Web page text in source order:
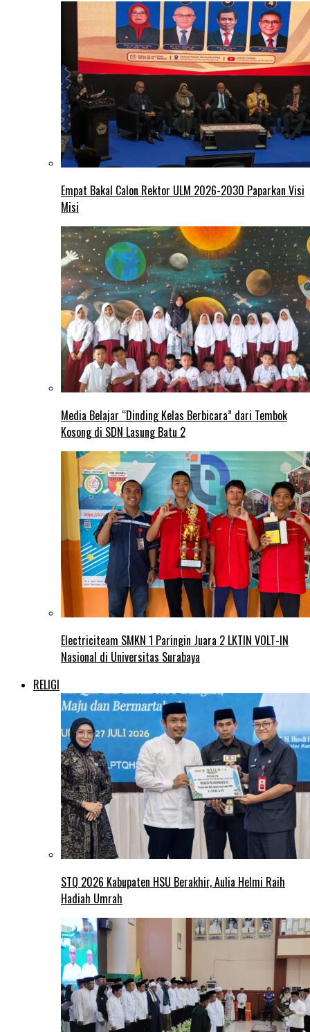
Empat Bakal Calon Rektor ULM 2026-2030 Paparkan Visi
Misi
Media Belajar “Dinding Kelas Berbicara” dari Tembok
Kosong di SDN Lasung Batu 2
Electriciteam SMKN 1 Paringin Juara 2 LKTIN VOLT-IN
Nasional di Universitas Surabaya
RELIGI
STQ 2026 Kabupaten HSU Berakhir, Aulia Helmi Raih
Hadiah Umrah